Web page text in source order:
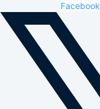
Facebook